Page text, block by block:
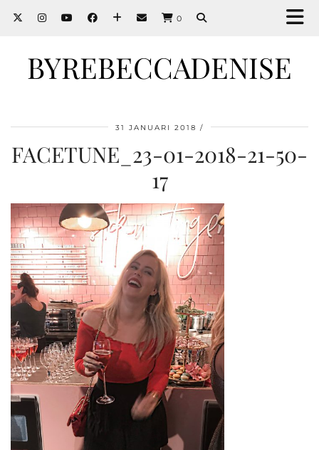
0
BYREBECCADENISE
31 JANUARI 2018
FACETUNE_23-01-2018-21-50-
17